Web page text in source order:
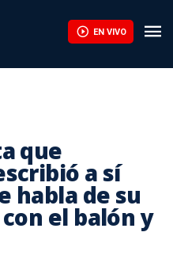
EN VIVO
que
a sí
habla de su
el balón y